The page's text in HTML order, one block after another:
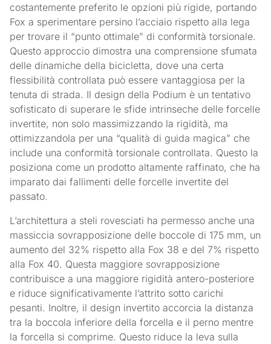
costantemente preferito le opzioni più rigide, portando
Fox a sperimentare persino l’acciaio rispetto alla lega
per trovare il “punto ottimale” di conformità torsionale.
Questo approccio dimostra una comprensione sfumata
delle dinamiche della bicicletta, dove una certa
flessibilità controllata può essere vantaggiosa per la
tenuta di strada. Il design della Podium è un tentativo
sofisticato di superare le sfide intrinseche delle forcelle
invertite, non solo massimizzando la rigidità, ma
ottimizzandola per una “qualità di guida magica” che
include una conformità torsionale controllata. Questo la
posiziona come un prodotto altamente raffinato, che ha
imparato dai fallimenti delle forcelle invertite del
passato.
L’architettura a steli rovesciati ha permesso anche una
massiccia sovrapposizione delle boccole di 175 mm, un
aumento del 32% rispetto alla Fox 38 e del 7% rispetto
alla Fox 40. Questa maggiore sovrapposizione
contribuisce a una maggiore rigidità antero-posteriore
e riduce significativamente l’attrito sotto carichi
pesanti. Inoltre, il design invertito accorcia la distanza
tra la boccola inferiore della forcella e il perno mentre
la forcella si comprime. Questo riduce la leva sulla